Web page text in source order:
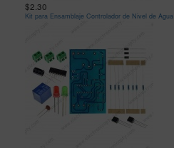
$2.30
Kit para Ensamblaje Controlador de Nivel de Agua